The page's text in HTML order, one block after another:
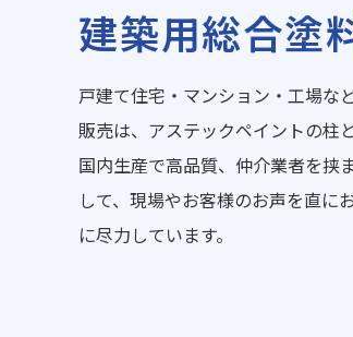
建築用総合塗
戸建て住宅・マンション・工場な
販売は、アステックペイントの柱
国内生産で高品質、仲介業者を挟
して、現場やお客様のお声を直に
に尽力しています。